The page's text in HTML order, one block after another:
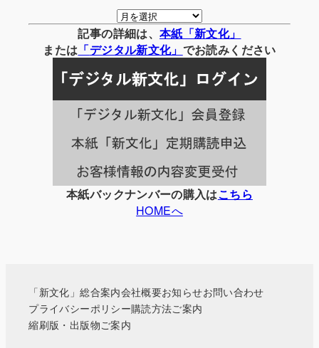
月
別
の
事
一
覧
記事の詳細は、 本紙「新文化」
または 「デジタル新文化」 でお読みください
本紙バックナンバーの購入はこちら
HOMEへ
「新文化」総合案内会社概要お知らせお問い合わせ
プライバシーポリシー購読方法ご案内
縮刷版・出版物ご案内